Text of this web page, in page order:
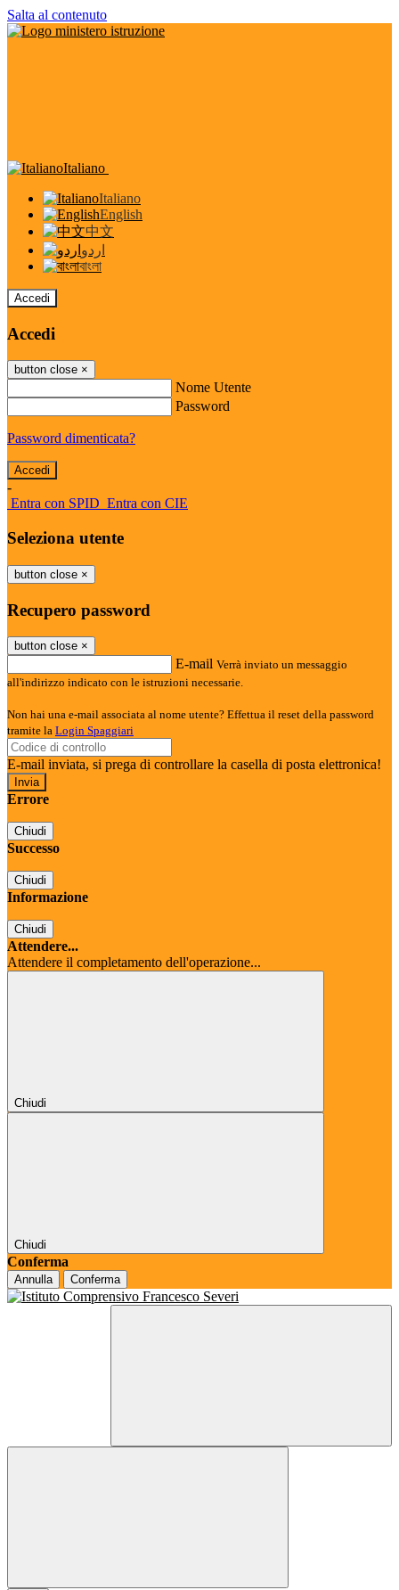
Salta al contenuto
Italiano
Italiano
English
中文
اردو
বাংলা
Accedi
Accedi
button close ×
Nome Utente
Password
Password dimenticata?
-
Entra con SPID Entra con CIE
Seleziona utente
button close ×
Recupero password
button close ×
E-mail Verrà inviato un messaggio
all'indirizzo indicato con le istruzioni necessarie.
Non hai una e-mail associata al nome utente? Effettua il reset della password
tramite la Login Spaggiari
E-mail inviata, si prega di controllare la casella di posta elettronica!
Errore
Chiudi
Successo
Chiudi
Informazione
Chiudi
Attendere...
Attendere il completamento dell'operazione...
Chiudi
Chiudi
Conferma
Annulla Conferma